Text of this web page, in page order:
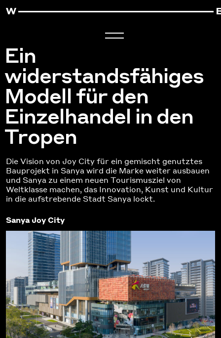
Ein
widerstandsfähiges
Modell für den
Einzelhandel in den
Tropen
Die Vision von Joy City für ein gemischt genutztes
Bauprojekt in Sanya wird die Marke weiter ausbauen
und Sanya zu einem neuen Tourismusziel von
Weltklasse machen, das Innovation, Kunst und Kultur
in die aufstrebende Stadt Sanya lockt.
Sanya Joy City